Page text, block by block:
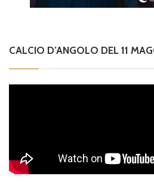
CALCIO D’ANGOLO DEL 11